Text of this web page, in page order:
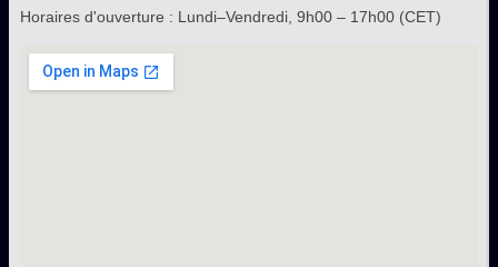
Horaires d'ouverture : Lundi–Vendredi, 9h00 – 17h00 (CET)